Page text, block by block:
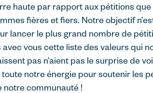
haute par rapport aux pétitions
fières et fiers. Notre objectif
lancer le plus grand nombre de
vous cette liste des valeurs qui
pas n’aient pas le surprise de
notre énergie pour soutenir les
notre communauté !